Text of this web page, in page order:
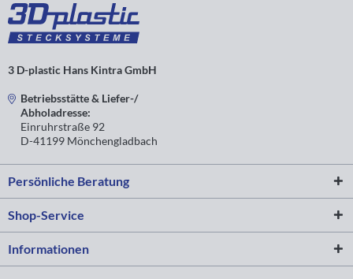
3 D-plastic Hans Kintra GmbH
Betriebsstätte & Liefer-/
Abholadresse:
Einruhrstraße 92
D-41199 Mönchengladbach
Persönliche Beratung
Shop-Service
Informationen